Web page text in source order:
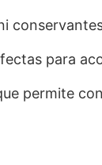
para
permite